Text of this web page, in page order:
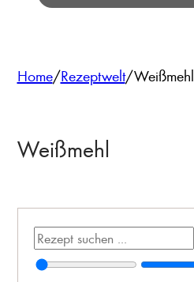
Home/Rezeptwelt/Weißmehl
Weißmehl